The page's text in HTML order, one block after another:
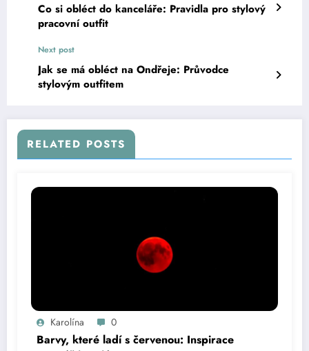
Co si obléct do kanceláře: Pravidla pro stylový
pracovní outfit
Next post
Jak se má obléct na Ondřeje: Průvodce
stylovým outfitem
RELATED POSTS
Karolína 0
Barvy, které ladí s červenou: Inspirace